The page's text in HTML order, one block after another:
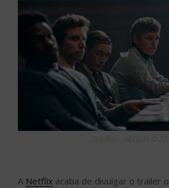
A Netflix acaba de divulgar o trailer